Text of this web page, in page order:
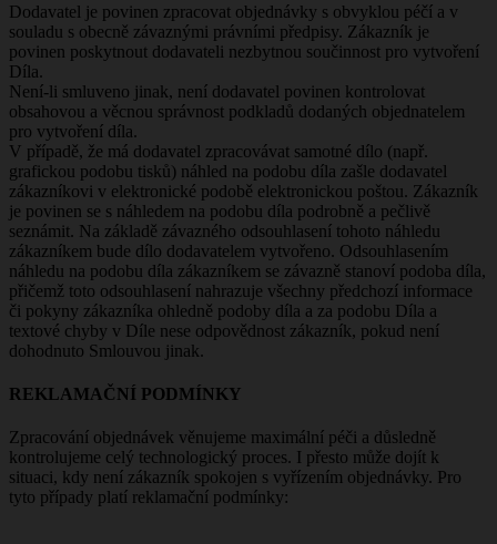
Dodavatel je povinen zpracovat objednávky s obvyklou péčí a v
souladu s obecně závaznými právními předpisy. Zákazník je
povinen poskytnout dodavateli nezbytnou součinnost pro vytvoření
Díla.
Není-li smluveno jinak, není dodavatel povinen kontrolovat
obsahovou a věcnou správnost podkladů dodaných objednatelem
pro vytvoření díla.
V případě, že má dodavatel zpracovávat samotné dílo (např.
grafickou podobu tisků) náhled na podobu díla zašle dodavatel
zákazníkovi v elektronické podobě elektronickou poštou. Zákazník
je povinen se s náhledem na podobu díla podrobně a pečlivě
seznámit. Na základě závazného odsouhlasení tohoto náhledu
zákazníkem bude dílo dodavatelem vytvořeno. Odsouhlasením
náhledu na podobu díla zákazníkem se závazně stanoví podoba díla,
přičemž toto odsouhlasení nahrazuje všechny předchozí informace
či pokyny zákazníka ohledně podoby díla a za podobu Díla a
textové chyby v Díle nese odpovědnost zákazník, pokud není
dohodnuto Smlouvou jinak.
REKLAMAČNÍ PODMÍNKY
Zpracování objednávek věnujeme maximální péči a důsledně
kontrolujeme celý technologický proces. I přesto může dojít k
situaci, kdy není zákazník spokojen s vyřízením objednávky. Pro
tyto případy platí reklamační podmínky: